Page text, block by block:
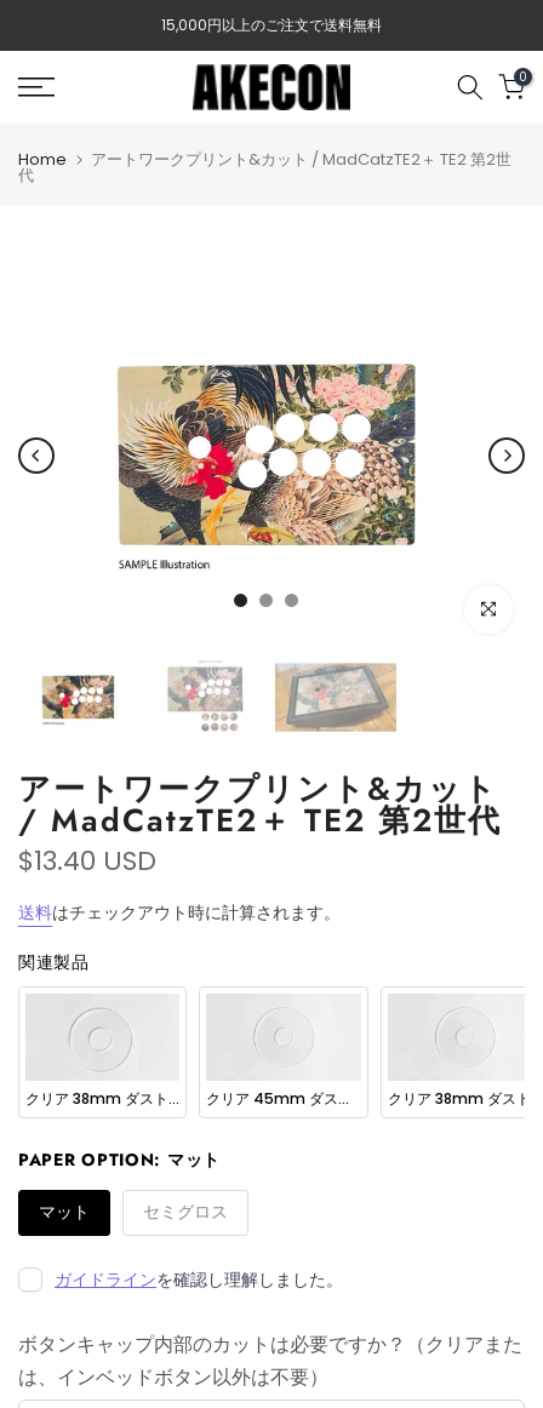
15,000円以上のご注文で送料無料
0
Home アートワークプリント&カット / MadCatzTE2＋ TE2 第2世
代
Click to
アートワークプリント&カット
/ MadCatzTE2＋ TE2 第2世代
$13.40 USD
送料はチェックアウト時に計算されます。
関連製品
クリア 38mm ダストワッシャー クリア 45mm ダストワッシャー
PAPER OPTION: マット
マット セミグロス
ガイドラインを確認し理解しました。
ボタンキャップ内部のカットは必要ですか？（クリアまた
は、インベッドボタン以外は不要）